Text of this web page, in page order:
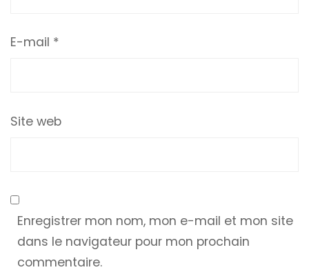
E-mail *
Site web
Enregistrer mon nom, mon e-mail et mon site
dans le navigateur pour mon prochain
commentaire.